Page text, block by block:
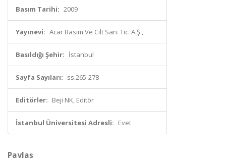
Basım Tarihi: 2009
Yayınevi: Acar Basım Ve Cilt San. Tic. A.Ş.,
Basıldığı Şehir: İstanbul
Sayfa Sayıları: ss.265-278
Editörler: Beji NK, Editör
İstanbul Üniversitesi Adresli: Evet
Paylaş